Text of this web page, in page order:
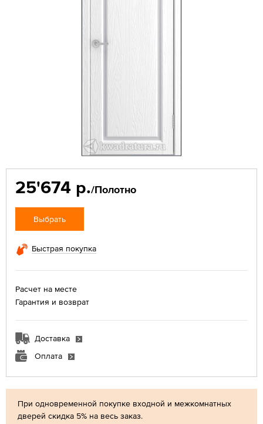
При одновременной покупке входной и межкомнатных
дверей скидка 5% на весь заказ.
25'674 р./Полотно
Выбрать
Быстрая покупка
Расчет на месте
Гарантия и возврат
Доставка
Оплата